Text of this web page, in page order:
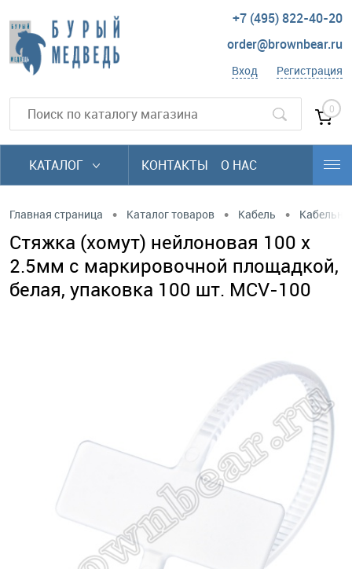
+7 (495) 822-40-20
order@brownbear.ru
Вход Регистрация
0
КАТАЛОГ КОНТАКТЫ О НАС
Главная страница • Каталог товаров • Кабель •
Стяжка (хомут) нейлоновая 100 x
2.5мм с маркировочной площадкой,
белая, упаковка 100 шт. MCV-100